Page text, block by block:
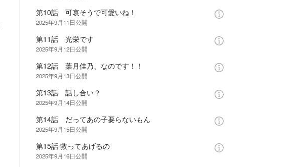
第10話 可哀そうで可愛いね！
2025年9月11日公開
第11話 光栄です
2025年9月12日公開
第12話 葉月佳乃、なのです！！
2025年9月13日公開
第13話 話し合い？
2025年9月14日公開
第14話 だってあの子要らないもん
2025年9月15日公開
第15話 救ってあげるの
2025年9月16日公開